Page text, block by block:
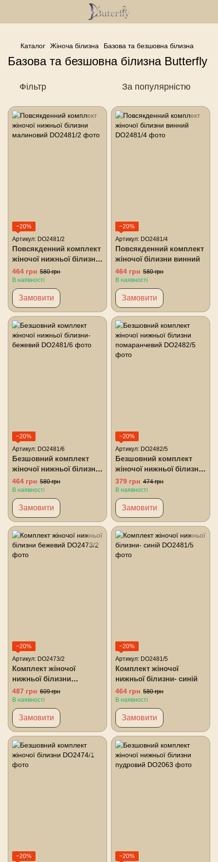
------------------------------------------------
Каталог Жіноча білизна Базова та безшовна білизна
Базова та безшовна білизна Butterfly
Фільтр За популярністю
−20%
Артикул: DO2481/2
Повсякденний комплект
жіночої нижньої білизни
малиновий
464 грн 580 грн
В наявності
Замовити
−20%
Артикул: DO2481/4
Повсякденний комплект
жіночої білизни винний
464 грн 580 грн
В наявності
Замовити
−20%
Артикул: DO2481/6
Безшовний комплект
жіночої нижньої білизни-
бежевий
464 грн 580 грн
В наявності
Замовити
−20%
Артикул: DO2482/5
Безшовний комплект
жіночої нижньої білизни
помаранчевий
379 грн 474 грн
В наявності
Замовити
−20%
Артикул: DO2473/2
Комплект жіночої
нижньої білизни
бежевий
487 грн 609 грн
В наявності
Замовити
−20%
Артикул: DO2481/5
Комплект жіночої
нижньої білизни- синій
464 грн 580 грн
В наявності
Замовити
−20%
−20%